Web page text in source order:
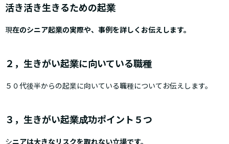
活き活き生きるための起業
現在のシニア起業の実際や、事例を詳しくお伝えします。
２，生きがい起業に向いている職種
５０代後半からの起業に向いている職種についてお伝えします。
３，生きがい起業成功ポイント５つ
シニアは大きなリスクを取れない立場です。